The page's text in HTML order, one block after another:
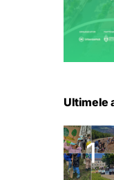
Ultimele